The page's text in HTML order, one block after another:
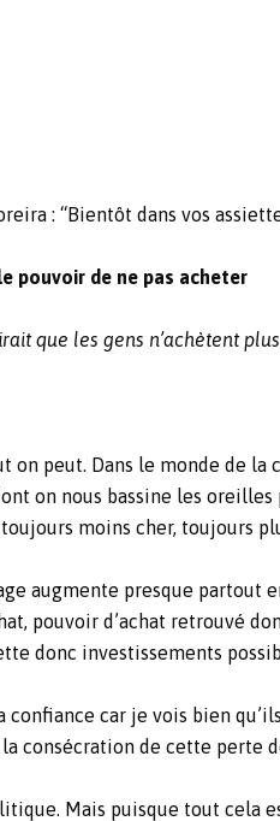
: “Bientôt dans vos
pouvoir de ne pas acheter
que les gens n’achètent
on peut. Dans le monde de
on nous bassine les
moins cher, toujours
augmente presque
pouvoir d’achat retrouvé
donc investissements
confiance car je vois bien
la consécration de cette perte
Mais puisque tout cela